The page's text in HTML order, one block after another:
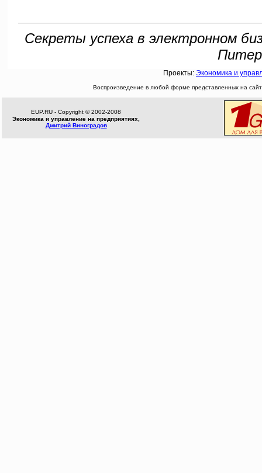
Секреты успеха в электронном
Проекты: Экономика и
Воспроизведение в любой форме представленных на
EUP.RU - Copyright © 2002-2008
Экономика и управление на предприятиях,
Дмитрий Виноградов